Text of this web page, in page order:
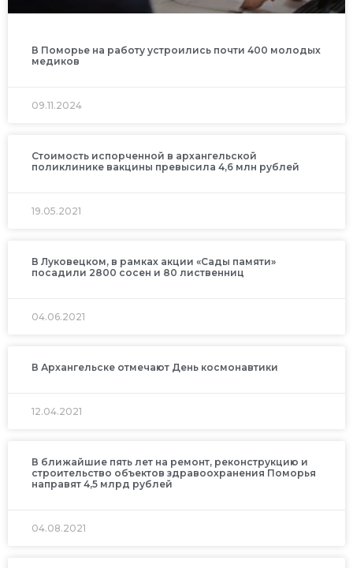
В Поморье на работу устроились почти 400 молодых
медиков
09.11.2024
Стоимость испорченной в архангельской
поликлинике вакцины превысила 4,6 млн рублей
19.05.2021
В Луковецком, в рамках акции «Сады памяти»
посадили 2800 сосен и 80 лиственниц
04.06.2021
В Архангельске отмечают День космонавтики
12.04.2021
В ближайшие пять лет на ремонт, реконструкцию и
строительство объектов здравоохранения Поморья
направят 4,5 млрд рублей
04.08.2021